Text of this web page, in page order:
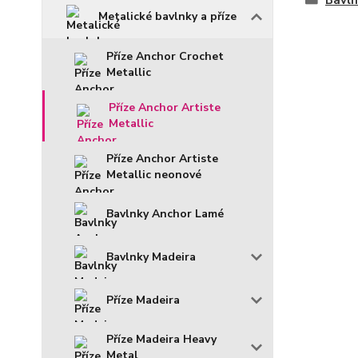
Metalické bavlnky a příze
Příze Anchor Crochet
Metallic
Příze Anchor Artiste
Metallic
Příze Anchor Artiste
Metallic neonové
Bavlnky Anchor Lamé
Bavlnky Madeira
Příze Madeira
Příze Madeira Heavy